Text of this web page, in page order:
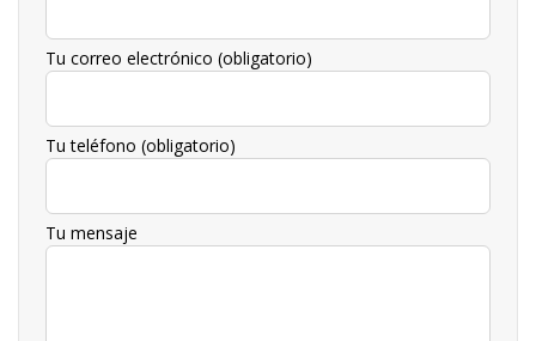
Tu correo electrónico (obligatorio)
Tu teléfono (obligatorio)
Tu mensaje